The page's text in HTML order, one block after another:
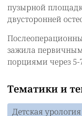
пузырной
двусторонней
зажила
порциями через
Тематики и
Детская урология